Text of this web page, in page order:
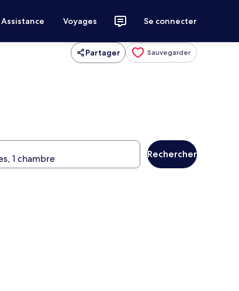
Assistance Voyages Se connecter
Partager Sauvegarder
Rechercher